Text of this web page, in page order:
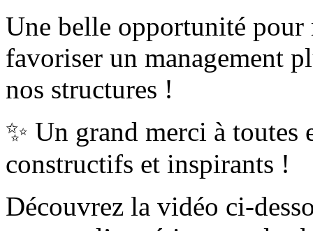
Une belle opportunité
favoriser un management
nos structures !
✨ Un grand merci à toutes
constructifs et inspirants !
Découvrez la vidéo ci-